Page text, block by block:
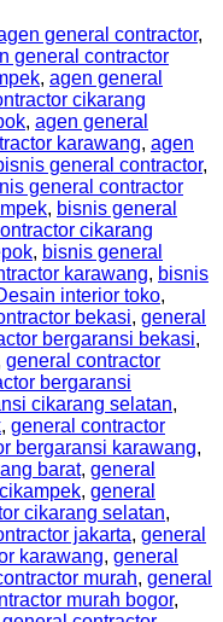
general contractor,
general contractor
, agen general
cikarang
, agen general
karawang, agen
general contractor,
general contractor
, bisnis general
cikarang
, bisnis general
karawang, bisnis
interior toko,
bekasi, general
bergaransi bekasi,
general contractor
bergaransi
cikarang selatan,
, general contractor
bergaransi karawang,
barat, general
, general
cikarang selatan,
jakarta, general
karawang, general
murah, general
murah bogor,